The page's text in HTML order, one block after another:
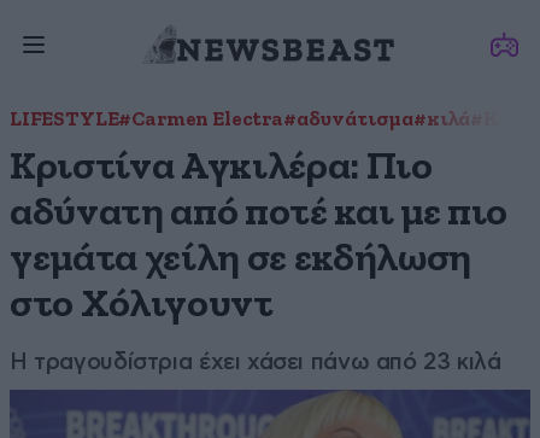
LIFESTYLE#Carmen Electra#αδυνάτισμα#κιλά
Κριστίνα Αγκιλέρα: Πιο
αδύνατη από ποτέ και με πιο
γεμάτα χείλη σε εκδήλωση
στο Χόλιγουντ
Η τραγουδίστρια έχει χάσει πάνω από 23 κιλά